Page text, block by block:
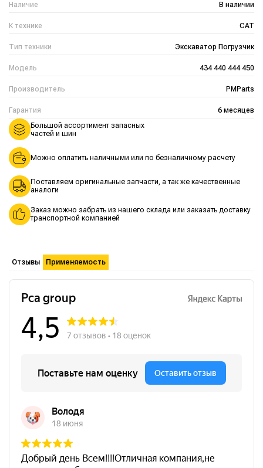
Наличие В наличии
К технике CAT
Тип техники Экскаватор Погрузчик
Модель 434 440 444 450
Производитель PMParts
Гарантия 6 месяцев
Большой ассортимент запасных
частей и шин
Можно оплатить наличными или по безналичному расчету
Поставляем оригинальные запчасти, а так же качественные
аналоги
Заказ можно забрать из нашего склада или заказать доставку
транспортной компанией
Отзывы Применяемость